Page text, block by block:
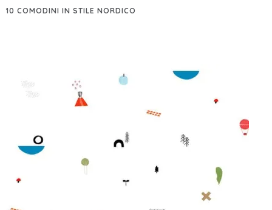
10 COMODINI IN STILE NORDICO